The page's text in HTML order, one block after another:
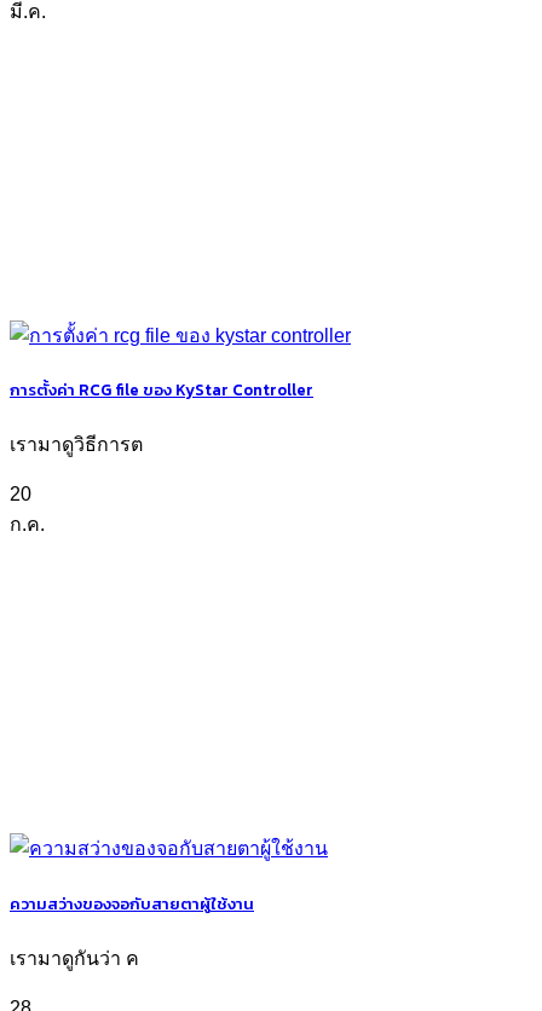
มี.ค.
การตั้งค่า RCG file ของ KyStar Controller
เรามาดูวิธีการต
20
ก.ค.
ความสว่างของจอกับสายตาผู้ใช้งาน
เรามาดูกันว่า ค